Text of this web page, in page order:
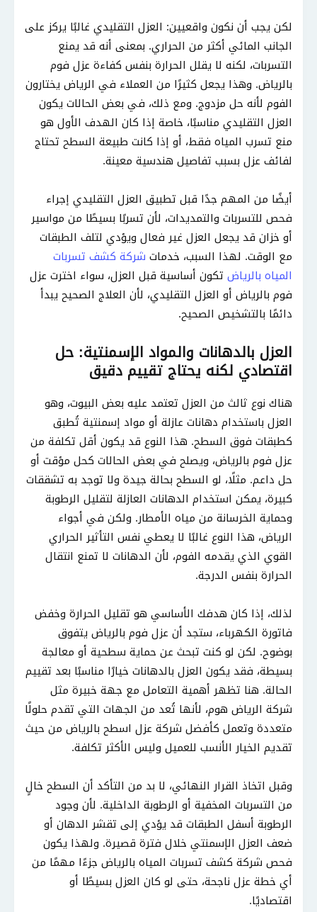
لكن يجب أن نكون واقعيين: العزل التقليدي غالبًا يركز على
الجانب المائي أكثر من الحراري. بمعنى أنه قد يمنع
التسربات، لكنه لا يقلل الحرارة بنفس كفاءة عزل فوم
بالرياض. وهذا يجعل كثيرًا من العملاء في الرياض يختارون
الفوم لأنه حل مزدوج. ومع ذلك، في بعض الحالات يكون
العزل التقليدي مناسبًا، خاصة إذا كان الهدف الأول هو
منع تسرب المياه فقط، أو إذا كانت طبيعة السطح تحتاج
لفائف عزل بسبب تفاصيل هندسية معينة.
أيضًا من المهم جدًا قبل تطبيق العزل التقليدي إجراء
فحص للتسربات والتمديدات، لأن تسربًا بسيطًا من مواسير
أو خزان قد يجعل العزل غير فعال ويؤدي لتلف الطبقات
مع الوقت. لهذا السبب، خدمات شركة كشف تسربات
المياه بالرياض تكون أساسية قبل العزل، سواء اخترت عزل
فوم بالرياض أو العزل التقليدي، لأن العلاج الصحيح يبدأ
دائمًا بالتشخيص الصحيح.
العزل بالدهانات والمواد الإسمنتية: حل
اقتصادي لكنه يحتاج تقييم دقيق
هناك نوع ثالث من العزل تعتمد عليه بعض البيوت، وهو
العزل باستخدام دهانات عازلة أو مواد إسمنتية تُطبق
كطبقات فوق السطح. هذا النوع قد يكون أقل تكلفة من
عزل فوم بالرياض، ويصلح في بعض الحالات كحل مؤقت أو
حل داعم. مثلًا، لو السطح بحالة جيدة ولا توجد به تشققات
كبيرة، يمكن استخدام الدهانات العازلة لتقليل الرطوبة
وحماية الخرسانة من مياه الأمطار. ولكن في أجواء
الرياض، هذا النوع غالبًا لا يعطي نفس التأثير الحراري
القوي الذي يقدمه الفوم، لأن الدهانات لا تمنع انتقال
الحرارة بنفس الدرجة.
لذلك، إذا كان هدفك الأساسي هو تقليل الحرارة وخفض
فاتورة الكهرباء، ستجد أن عزل فوم بالرياض يتفوق
بوضوح. لكن لو كنت تبحث عن حماية سطحية أو معالجة
بسيطة، فقد يكون العزل بالدهانات خيارًا مناسبًا بعد تقييم
الحالة. هنا تظهر أهمية التعامل مع جهة خبيرة مثل
شركة الرياض هوم، لأنها تُعد من الجهات التي تقدم حلولًا
متعددة وتعمل كأفضل شركة عزل اسطح بالرياض من حيث
تقديم الخيار الأنسب للعميل وليس الأكثر تكلفة.
وقبل اتخاذ القرار النهائي، لا بد من التأكد أن السطح خالٍ
من التسربات المخفية أو الرطوبة الداخلية. لأن وجود
الرطوبة أسفل الطبقات قد يؤدي إلى تقشر الدهان أو
ضعف العزل الإسمنتي خلال فترة قصيرة. ولهذا يكون
فحص شركة كشف تسربات المياه بالرياض جزءًا مهمًا من
أي خطة عزل ناجحة، حتى لو كان العزل بسيطًا أو
اقتصاديًا.